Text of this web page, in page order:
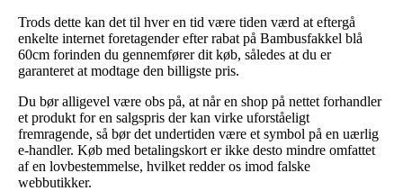
Trods dette kan det til hver en tid være tiden værd at eftergå
enkelte internet foretagender efter rabat på Bambusfakkel blå
60cm forinden du gennemfører dit køb, således at du er
garanteret at modtage den billigste pris.
Du bør alligevel være obs på, at når en shop på nettet forhandler
et produkt for en salgspris der kan virke uforståeligt
fremragende, så bør det undertiden være et symbol på en uærlig
e-handler. Køb med betalingskort er ikke desto mindre omfattet
af en lovbestemmelse, hvilket redder os imod falske
webbutikker.